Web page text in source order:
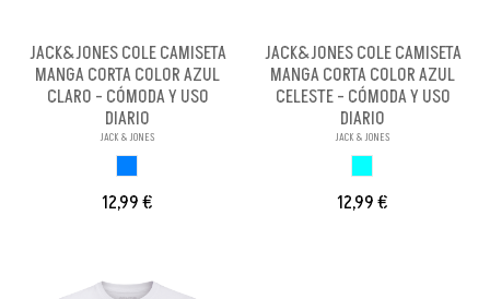
JACK&JONES COLE CAMISETA
MANGA CORTA COLOR AZUL
CLARO - CÓMODA Y USO
DIARIO
JACK & JONES
12,99 €
JACK&JONES COLE CAMISETA
MANGA CORTA COLOR AZUL
CELESTE - CÓMODA Y USO
DIARIO
JACK & JONES
12,99 €